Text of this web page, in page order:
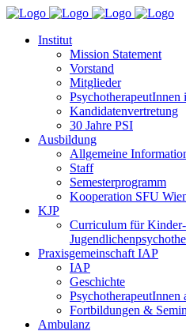
Institut
Mission Statement
Vorstand
Mitglieder
Kandidatenvertretung
30 Jahre PSI
Ausbildung
Allgemeine
Staff
Semesterprogramm
Kooperation SFU
KJP
Curriculum für
Praxisgemeinschaft IAP
IAP
Geschichte
PsychotherapeutInnen
Fortbildungen &
Ambulanz